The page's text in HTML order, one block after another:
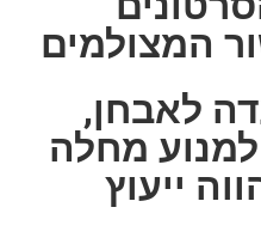
המצולמים
לאבחן,
מחלה
ייעוץ